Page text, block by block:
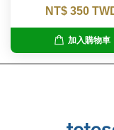
NT$ 350
加入購物車